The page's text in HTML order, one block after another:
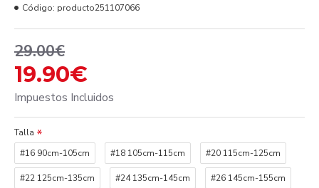
19.90€
29.00€
Impuestos Incluidos
Código: producto251107066
Talla
#16 90cm-105cm
#18 105cm-115cm #20 115cm-125cm
#22 125cm-135cm #24 135cm-145cm #26 145cm-155cm